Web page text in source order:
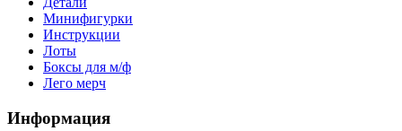
Минифигурки
Инструкции
Лоты
Боксы для м/ф
Лего мерч
Информация